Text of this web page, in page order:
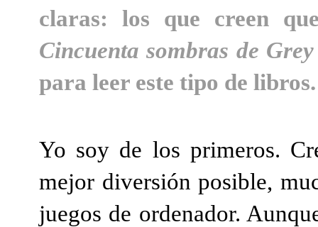
claras: los que creen
Cincuenta sombras de Grey
para leer este tipo de libros.
Yo soy de los primeros.
mejor diversión posible,
juegos de ordenador.